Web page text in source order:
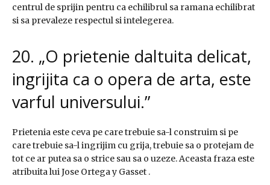
centrul de sprijin pentru ca echilibrul sa ramana echilibrat
si sa prevaleze respectul si intelegerea.
20. „O prietenie daltuita delicat,
ingrijita ca o opera de arta, este
varful universului.”
Prietenia este ceva pe care trebuie sa-l construim si pe
care trebuie sa-l ingrijim cu grija, trebuie sa o protejam de
tot ce ar putea sa o strice sau sa o uzeze. Aceasta fraza este
atribuita lui Jose Ortega y Gasset .